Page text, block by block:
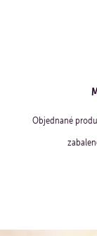
Objednané